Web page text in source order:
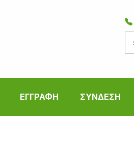
ΕΓΓΡΑΦΗ ΣΥΝΔΕΣΗ